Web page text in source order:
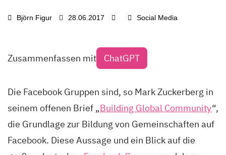
Björn Figur 28.06.2017 Social Media
Zusammenfassen mit ChatGPT
Die Facebook Gruppen sind, so Mark Zuckerberg in
seinem offenen Brief „Building Global Community“,
die Grundlage zur Bildung von Gemeinschaften auf
Facebook. Diese Aussage und ein Blick auf die